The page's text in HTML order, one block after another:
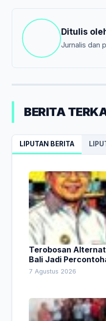
Ditulis
Jurnalis dan
BERITA
LIPUTAN BERITA
Terobosan
Bali Jadi
Pembiayaan Daerah
7 Agustus 2026